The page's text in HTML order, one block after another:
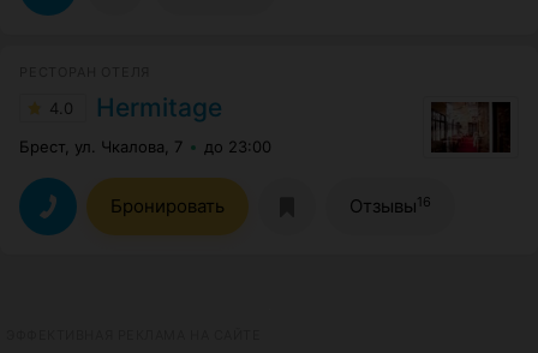
4.0 Hermitage
Брест, ул. Чкалова, 7 до 23:00
Бронировать Отзывы16